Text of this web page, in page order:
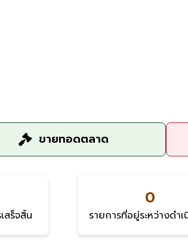
ขายทอดตลาด
สร็จสิ้น
0
รายการที่อยู่ระหว่างดำเ